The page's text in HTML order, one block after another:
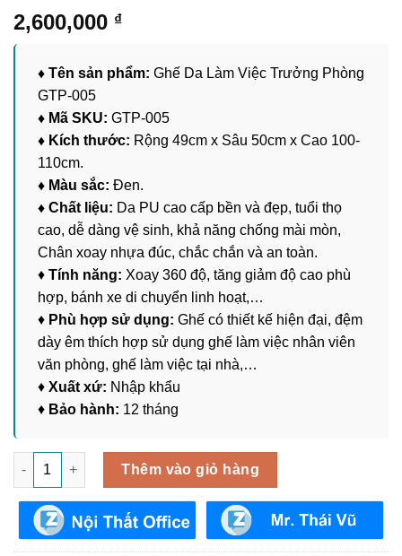
2,600,000 ₫
♦ Tên sản phẩm: Ghế Da Làm Việc Trưởng Phòng
GTP-005
♦ Mã SKU: GTP-005
♦ Kích thước: Rộng 49cm x Sâu 50cm x Cao 100-
110cm.
♦ Màu sắc: Đen.
♦ Chất liệu: Da PU cao cấp bền và đẹp, tuổi thọ
cao, dễ dàng vệ sinh, khả năng chống mài mòn,
Chân xoay nhựa đúc, chắc chắn và an toàn.
♦ Tính năng: Xoay 360 độ, tăng giảm độ cao phù
hợp, bánh xe di chuyển linh hoạt,…
♦ Phù hợp sử dụng: Ghế có thiết kế hiện đại, đệm
dày êm thích hợp sử dụng ghế làm việc nhân viên
văn phòng, ghế làm việc tại nhà,…
♦ Xuất xứ: Nhập khẩu
♦ Bảo hành: 12 tháng
Ghế Da Làm Việc Trưởng Phòng GTP-005 số lượng
Thêm vào giỏ hàng